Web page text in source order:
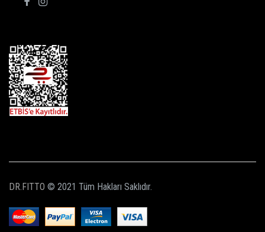
DR.FITTO © 2021 Tüm Hakları Saklıdır.